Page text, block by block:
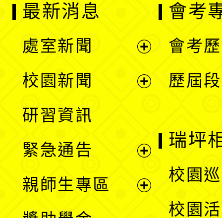
最新消息
處室新聞
單
校園新聞
選
單
研習資訊
緊急通告
親師生專區
會考
會考
歷屆
瑞坪
校園
校園